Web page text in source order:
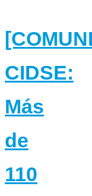
CIDSE:
Más
de
110